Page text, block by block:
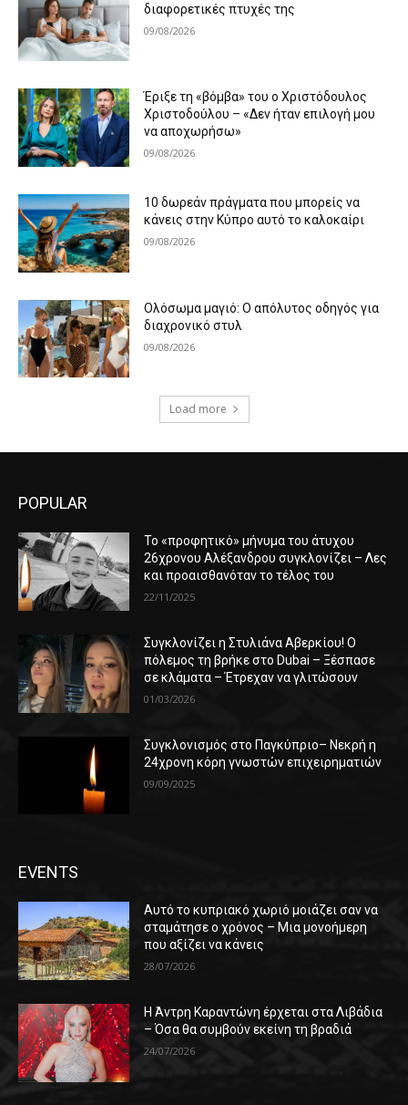
διαφορετικές πτυχές της
09/08/2026
Έριξε τη «βόμβα» του ο Χριστόδουλος
Χριστοδούλου – «Δεν ήταν επιλογή μου
να αποχωρήσω»
09/08/2026
10 δωρεάν πράγματα που μπορείς να
κάνεις στην Κύπρο αυτό το καλοκαίρι
09/08/2026
Ολόσωμα μαγιό: Ο απόλυτος οδηγός για
διαχρονικό στυλ
09/08/2026
Load more
POPULAR
Το «προφητικό» μήνυμα του άτυχου
26χρονου Αλέξανδρου συγκλονίζει – Λες
και προαισθανόταν το τέλος του
22/11/2025
Συγκλονίζει η Στυλιάνα Αβερκίου! Ο
πόλεμος τη βρήκε στο Dubai – Ξέσπασε
σε κλάματα – Έτρεχαν να γλιτώσουν
01/03/2026
Συγκλονισμός στο Παγκύπριο– Νεκρή η
24χρονη κόρη γνωστών επιχειρηματιών
09/09/2025
EVENTS
Αυτό το κυπριακό χωριό μοιάζει σαν να
σταμάτησε ο χρόνος – Μια μονοήμερη
που αξίζει να κάνεις
28/07/2026
Η Άντρη Καραντώνη έρχεται στα Λιβάδια
– Όσα θα συμβούν εκείνη τη βραδιά
24/07/2026